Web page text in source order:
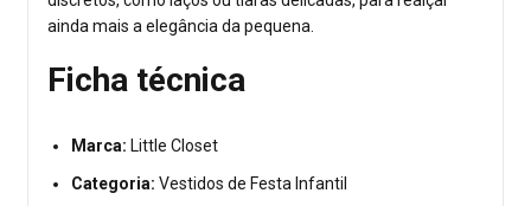
ainda mais a elegância da pequena.
Ficha técnica
Marca: Little Closet
Categoria: Vestidos de Festa Infantil